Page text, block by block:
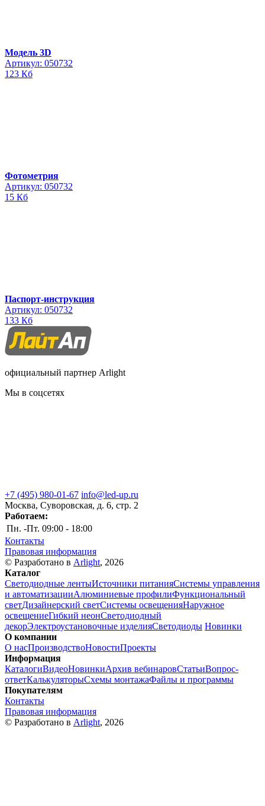
Модель 3D
Артикул: 050732
123 Кб
Фотометрия
Артикул: 050732
15 Кб
Паспорт-инструкция
Артикул: 050732
133 Кб
официальный партнер Arlight
Мы в соцсетях
+7 (495) 980-01-67 info@led-up.ru
Москва, Суворовская, д. 6, стр. 2
Работаем:
Пн. -Пт. 09:00 - 18:00
Контакты
Правовая информация
© Разработано в Arlight, 2026
Каталог
Светодиодные лентыИсточники питанияСистемы управления
и автоматизацииАлюминиевые профилиФункциональный
светДизайнерский светСистемы освещенияНаружное
освещениеГибкий неонСветодиодный
декорЭлектроустановочные изделияСветодиоды Новинки
О компании
О насПроизводствоНовостиПроекты
Информация
КаталогиВидеоНовинкиАрхив вебинаровСтатьиВопрос-
ответКалькуляторыСхемы монтажаФайлы и программы
Покупателям
Контакты
Правовая информация
© Разработано в Arlight, 2026